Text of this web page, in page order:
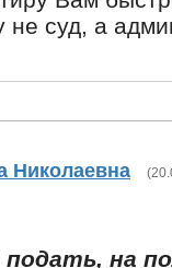
не суд, а
Николаевна (
подать, на